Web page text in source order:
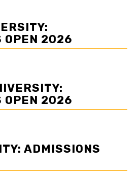
OPEN 2026
OPEN 2026
ADMISSIONS